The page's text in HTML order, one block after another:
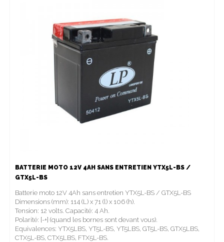
BATTERIE MOTO 12V 4AH SANS ENTRETIEN YTX5L-BS /
GTX5L-BS
Batterie moto 12V 4Ah sans entretien YTX5L-BS / GTX5L-BS
Dimensions (mm): 114 (L) x 71 (l) x 106 (h).
Tension: 12 volts. Capacité: 4 Ah.
Polarité: [-+] (quand les bornes sont devant vous).
Equivalences: YTX5LBS, YT5L-BS, YT5LBS, GT5L-BS, GTX5LBS,
CTX5L-BS, CTX5LBS, FTX5L-BS.